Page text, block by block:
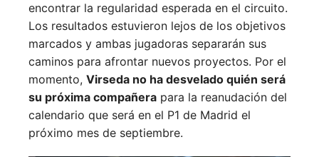
encontrar la regularidad esperada en el circuito.
Los resultados estuvieron lejos de los objetivos
marcados y ambas jugadoras separarán sus
caminos para afrontar nuevos proyectos. Por el
momento, Virseda no ha desvelado quién será
su próxima compañera para la reanudación del
calendario que será en el P1 de Madrid el
próximo mes de septiembre.